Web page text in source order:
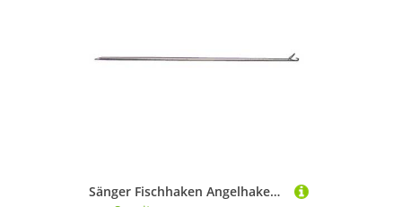
Sänger Fischhaken Angelhaken 25cm, Nadelspitze, Silber, 1 Stück